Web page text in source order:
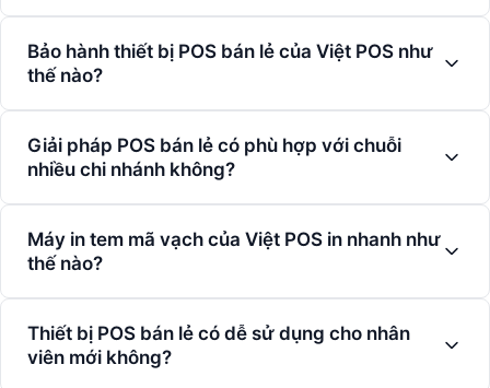
Bảo hành thiết bị POS bán lẻ của Việt POS như
thế nào?
Giải pháp POS bán lẻ có phù hợp với chuỗi
nhiều chi nhánh không?
Máy in tem mã vạch của Việt POS in nhanh như
thế nào?
Thiết bị POS bán lẻ có dễ sử dụng cho nhân
viên mới không?